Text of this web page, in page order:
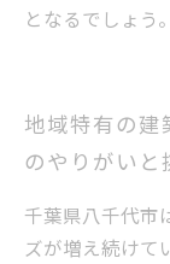
となるでしょう。
地域特有の建
のやりがいと
千葉県八千代市
ズが増え続けて